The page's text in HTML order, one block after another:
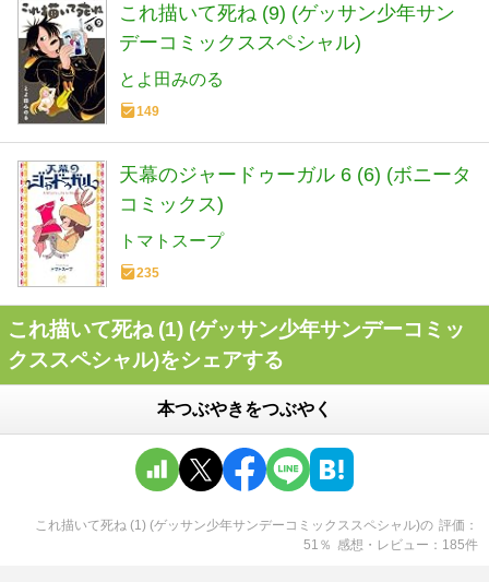
これ描いて死ね (9) (ゲッサン少年サン
デーコミックススペシャル)
とよ田みのる
149
天幕のジャードゥーガル 6 (6) (ボニータ
コミックス)
トマトスープ
235
これ描いて死ね (1) (ゲッサン少年サンデーコミッ
クススペシャル)をシェアする
本つぶやきをつぶやく
これ描いて死ね (1) (ゲッサン少年サンデーコミックススペシャル)の 評価
51 ％ 感想・レビュー 185件